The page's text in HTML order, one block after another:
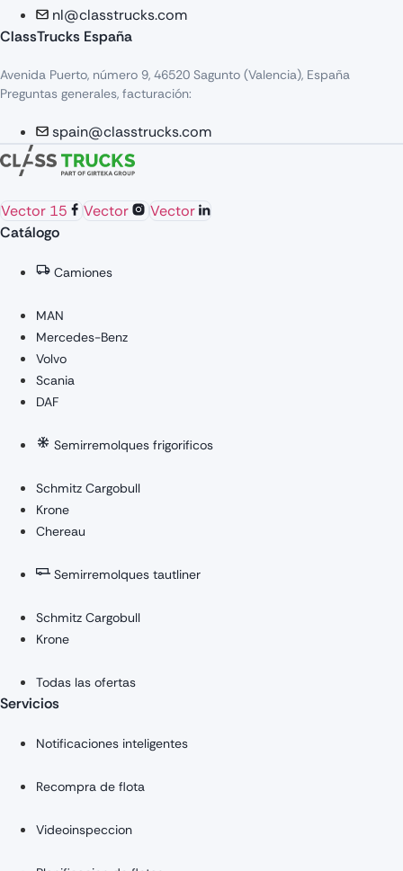
nl@classtrucks.com
ClassTrucks España
Avenida Puerto, número 9, 46520 Sagunto (Valencia), España
Preguntas generales, facturación:
spain@classtrucks.com
Vector 15 Vector
Vector
Catálogo
Camiones
MAN
Mercedes-Benz
Volvo
Scania
DAF
Semirremolques frigorificos
Schmitz Cargobull
Krone
Chereau
Semirremolques tautliner
Schmitz Cargobull
Krone
Todas las ofertas
Servicios
Notificaciones inteligentes
Recompra de flota
Videoinspeccion